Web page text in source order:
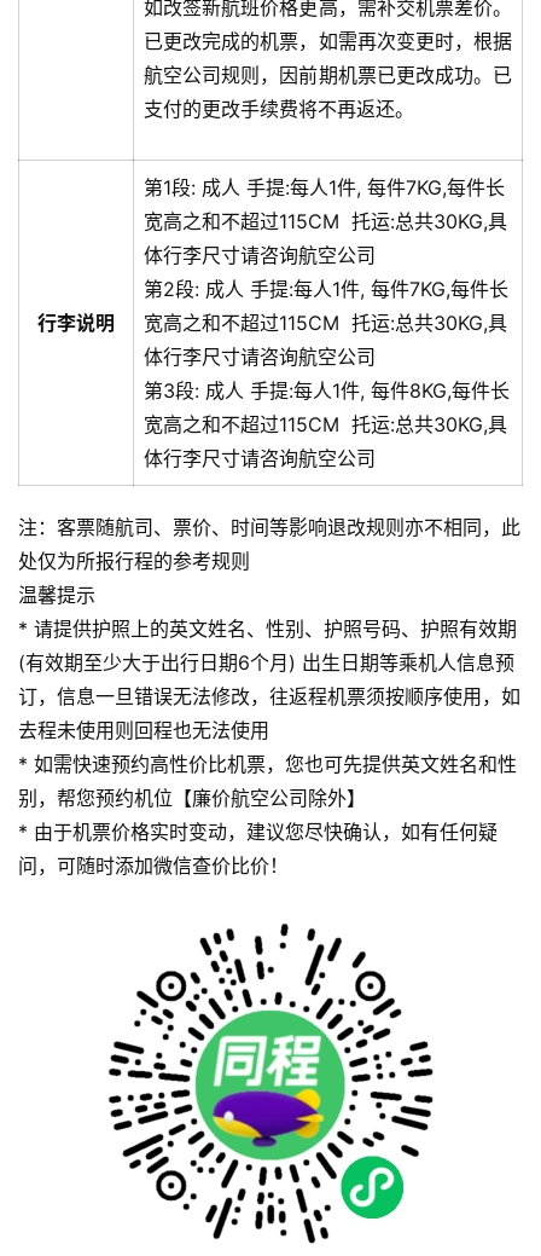
如改签新航班价格更高，需补交机票差价。
已更改完成的机票，如需再次变更时，根据
航空公司规则，因前期机票已更改成功。已
支付的更改手续费将不再返还。
行李说明
第1段: 成人 手提:每人1件, 每件7KG,每件长
宽高之和不超过115CM 托运:总共30KG,具
体行李尺寸请咨询航空公司
第2段: 成人 手提:每人1件, 每件7KG,每件长
宽高之和不超过115CM 托运:总共30KG,具
体行李尺寸请咨询航空公司
第3段: 成人 手提:每人1件, 每件8KG,每件长
宽高之和不超过115CM 托运:总共30KG,具
体行李尺寸请咨询航空公司
注：客票随航司、票价、时间等影响退改规则亦不相同，此
处仅为所报行程的参考规则
温馨提示
* 请提供护照上的英文姓名、性别、护照号码、护照有效期
(有效期至少大于出行日期6个月) 出生日期等乘机人信息预
订，信息一旦错误无法修改，往返程机票须按顺序使用，如
去程未使用则回程也无法使用
* 如需快速预约高性价比机票，您也可先提供英文姓名和性
别，帮您预约机位【廉价航空公司除外】
* 由于机票价格实时变动，建议您尽快确认，如有任何疑
问，可随时添加微信查价比价！